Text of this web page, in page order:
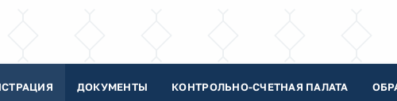
ДОКУМЕНТЫ КОНТРОЛЬНО-СЧЕТНАЯ ПАЛАТА